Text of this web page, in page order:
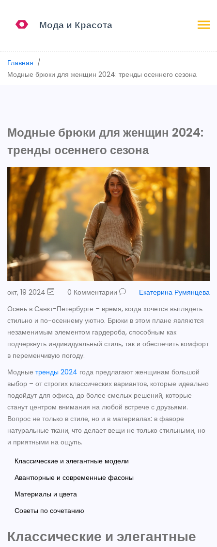
Главная
Модные брюки для женщин 2024: тренды осеннего сезона
Модные брюки для женщин 2024:
тренды осеннего сезона
окт, 19 2024 0 Комментарии
Екатерина Румянцева
Осень в Санкт-Петербурге – время, когда хочется выглядеть
стильно и по-осеннему уютно. Брюки в этом плане являются
незаменимым элементом гардероба, способным как
подчеркнуть индивидуальный стиль, так и обеспечить комфорт
в переменчивую погоду.
Модные тренды 2024 года предлагают женщинам большой
выбор – от строгих классических вариантов, которые идеально
подойдут для офиса, до более смелых решений, которые
станут центром внимания на любой встрече с друзьями.
Вопрос не только в стиле, но и в материалах: в фаворе
натуральные ткани, что делает вещи не только стильными, но
и приятными на ощупь.
Классические и элегантные модели
Авантюрные и современные фасоны
Материалы и цвета
Советы по сочетанию
Классические и элегантные